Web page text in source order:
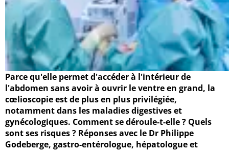
Parce qu'elle permet d'accéder à l'intérieur de
l'abdomen sans avoir à ouvrir le ventre en grand, la
cœlioscopie est de plus en plus privilégiée,
notamment dans les maladies digestives et
gynécologiques. Comment se déroule-t-elle ? Quels
sont ses risques ? Réponses avec le Dr Philippe
Godeberge, gastro-entérologue, hépatologue et